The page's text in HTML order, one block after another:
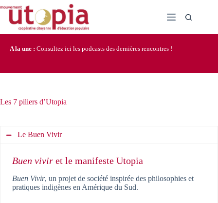
contenu
A la une : Consultez ici les podcasts des dernières rencontres !
Les 7 piliers d’Utopia
Le Buen Vivir
Buen vivir et le manifeste Utopia
Buen Vivir, un projet de société inspirée des philosophies et
pratiques indigènes en Amérique du Sud.